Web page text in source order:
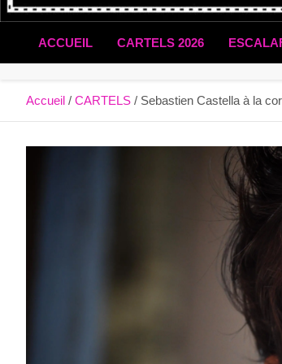
ACCUEIL CARTELS 2026
Accueil CARTELS Sebastien Castella à la